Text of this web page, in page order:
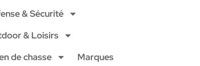
& Sécurité
& Loisirs
de chasse
Marques